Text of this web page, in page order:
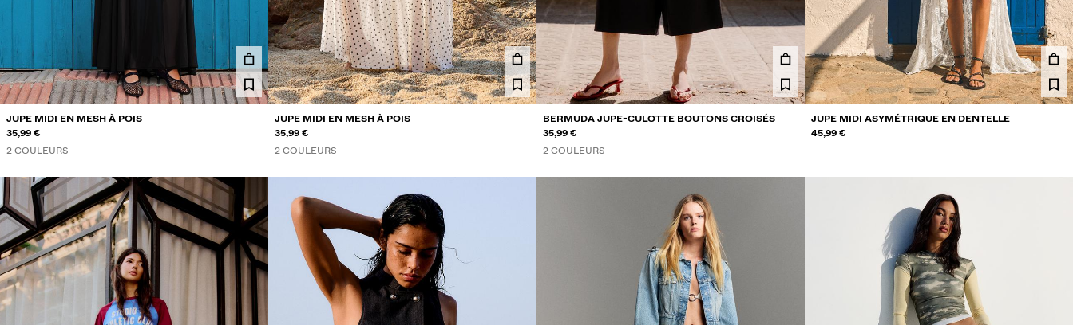
JUPE MIDI EN MESH À POIS
35,99 €
2 COULEURS
JUPE MIDI EN MESH À POIS
35,99 €
2 COULEURS
BERMUDA JUPE-CULOTTE BOUTONS CROISÉS
35,99 €
2 COULEURS
JUPE MIDI ASYMÉTRIQUE EN DENTELLE
45,99 €